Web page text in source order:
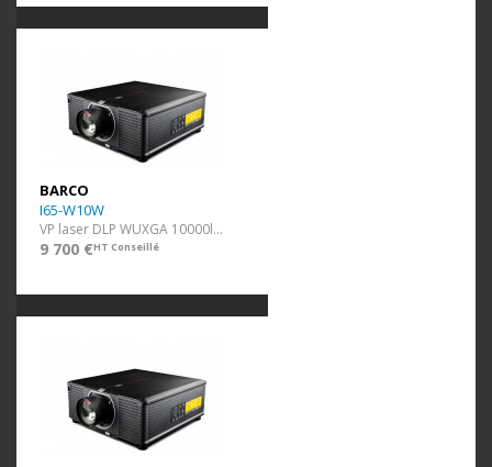
BARCO
I65-W10W
VP laser DLP WUXGA 10000lm Blanc ss optique
9 700 €HT Conseillé